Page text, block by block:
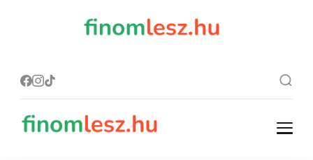
finomlesz.hu
Recept, ami finom lesz.